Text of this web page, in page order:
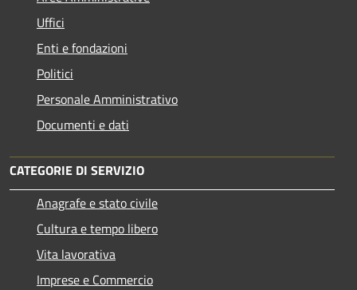
Uffici
Enti e fondazioni
Politici
Personale Amministrativo
Documenti e dati
CATEGORIE DI SERVIZIO
Anagrafe e stato civile
Cultura e tempo libero
Vita lavorativa
Imprese e Commercio